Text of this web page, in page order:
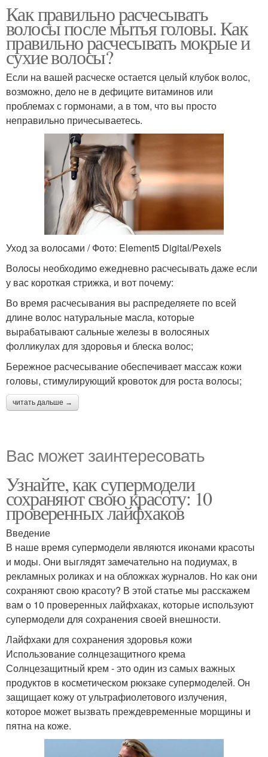
Как правильно расчесывать
волосы после мытья головы. Как
правильно расчесывать мокрые и
сухие волосы?
Если на вашей расческе остается целый клубок волос,
возможно, дело не в дефиците витаминов или
проблемах с гормонами, а в том, что вы просто
неправильно причесываетесь.
Уход за волосами / Фото: Element5 Digital/Pexels
Волосы необходимо ежедневно расчесывать даже если
у вас короткая стрижка, и вот почему:
Во время расчесывания вы распределяете по всей
длине волос натуральные масла, которые
вырабатывают сальные железы в волосяных
фолликулах для здоровья и блеска волос;
Бережное расчесывание обеспечивает массаж кожи
головы, стимулирующий кровоток для роста волосы;
читать дальше →
Вас может заинтересовать
Узнайте, как супермодели
сохраняют свою красоту: 10
проверенных лайфхаков
Введение
В наше время супермодели являются иконами красоты
и моды. Они выглядят замечательно на подиумах, в
рекламных роликах и на обложках журналов. Но как они
сохраняют свою красоту? В этой статье мы расскажем
вам о 10 проверенных лайфхаках, которые используют
супермодели для сохранения своей внешности.
Лайфхаки для сохранения здоровья кожи
Использование солнцезащитного крема
Солнцезащитный крем - это один из самых важных
продуктов в косметическом рюкзаке супермоделей. Он
защищает кожу от ультрафиолетового излучения,
которое может вызвать преждевременные морщины и
пятна на коже.